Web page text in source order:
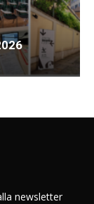
newsletter